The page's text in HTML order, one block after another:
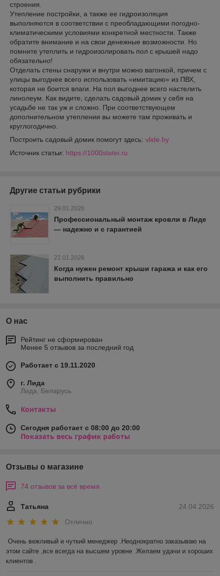
строения.
Утепление постройки, а также ее гидроизоляция
выполняются в соответствии с преобладающими погодно-
климатическими условиями конкретной местности. Также
обратите внимание и на свои денежные возможности. Но
помните утеплить и гидроизолировать пол с крышей надо
обязательно!
Отделать стены снаружи и внутри можно вагонкой, причем с
улицы выгоднее всего использовать «имитацию» из ПВХ,
которая не боится влаги. На пол выгоднее всего настелить
линолеум. Как видите, сделать садовый домик у себя на
усадьбе не так уж и сложно. При соответствующем
дополнительном утеплении вы можете там проживать и
круглогодично.
Построить садовый домик помогут здесь: vlide.by
Источник статьи: https://1000statei.ru
Другие статьи рубрики
29.01.2026
Профессиональный монтаж кровли в Лиде
— надежно и с гарантией
22.01.2026
Когда нужен ремонт крыши гаража и как его
выполнить правильно
О нас
Рейтинг не сформирован
Менее 5 отзывов за последний год
Работает с 19.11.2020
г. Лида
Лида, Беларусь
Контакты
Сегодня работает с 08:00 до 20:00
Показать весь график работы
Отзывы о магазине
74 отзывов за всё время
24.04.2026
Татьяна
Отлично
Очень вежливый и чуткий менеджер .Неоднократно заказываю на
этом сайте ,все всегда на высшем уровне .Желаем удачи и хороших
клиентов .